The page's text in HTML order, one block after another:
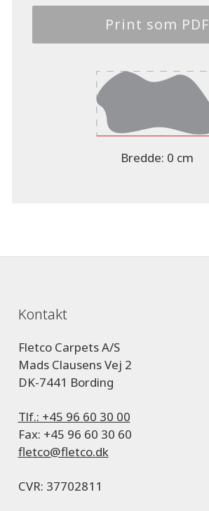
Print som PDF
Bredde: 0 cm
Kontakt
Fletco Carpets A/S
Mads Clausens Vej 2
DK-7441 Bording
Tlf.: +45 96 60 30 00
Fax: +45 96 60 30 60
fletco@fletco.dk
CVR: 37702811